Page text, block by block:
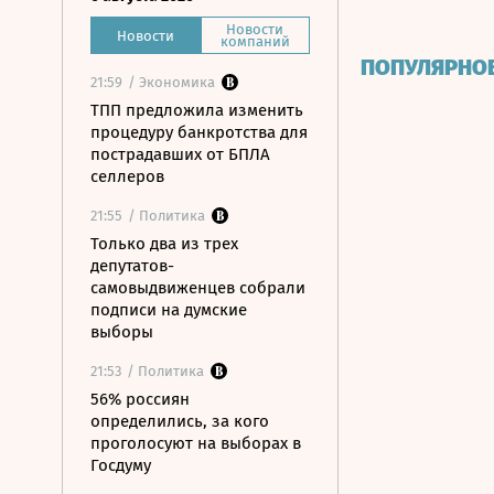
Новости Новости
компаний
21:59 / Экономика
ТПП предложила изменить
процедуру банкротства для
пострадавших от БПЛА
селлеров
21:55 / Политика
Только два из трех
депутатов-
самовыдвиженцев собрали
подписи на думские
выборы
21:53 / Политика
56% россиян
определились, за кого
проголосуют на выборах в
Госдуму